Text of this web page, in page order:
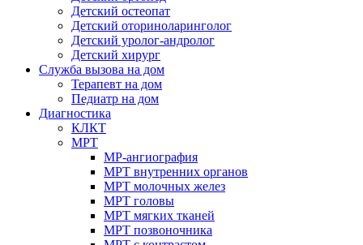
Детский остеопат
Детский оториноларинголог
Детский уролог-андролог
Детский хирург
Служба вызова на дом
Терапевт на дом
Педиатр на дом
Диагностика
КЛКТ
МРТ
МР-ангиография
МРТ внутренних органов
МРТ молочных желез
МРТ головы
МРТ мягких тканей
МРТ позвоночника